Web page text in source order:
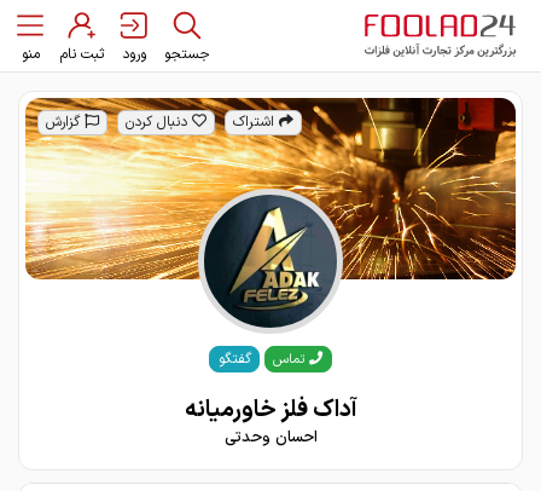
جستجو ورود ثبت نام منو
اشتراک دنبال کردن گزارش
تماس گفتگو
آداک فلز خاورمیانه
احسان وحدتی